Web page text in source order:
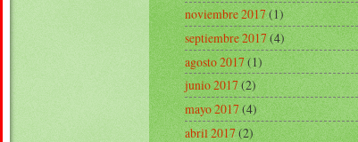
noviembre 2017(1)
septiembre 2017(4)
agosto 2017(1)
junio 2017(2)
mayo 2017(4)
abril 2017(2)